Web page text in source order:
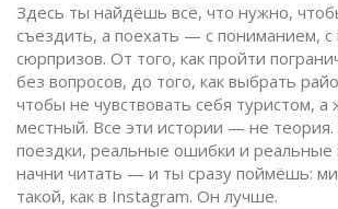
Здесь ты найдёшь всё, что нужно,
съездить, а поехать — с пониманием, с
сюрпризов. От того, как пройти
без вопросов, до того, как выбрать
чтобы не чувствовать себя туристом, а
местный. Все эти истории — не
поездки, реальные ошибки и реальные
начни читать — и ты сразу поймёшь:
такой, как в Instagram. Он лучше.